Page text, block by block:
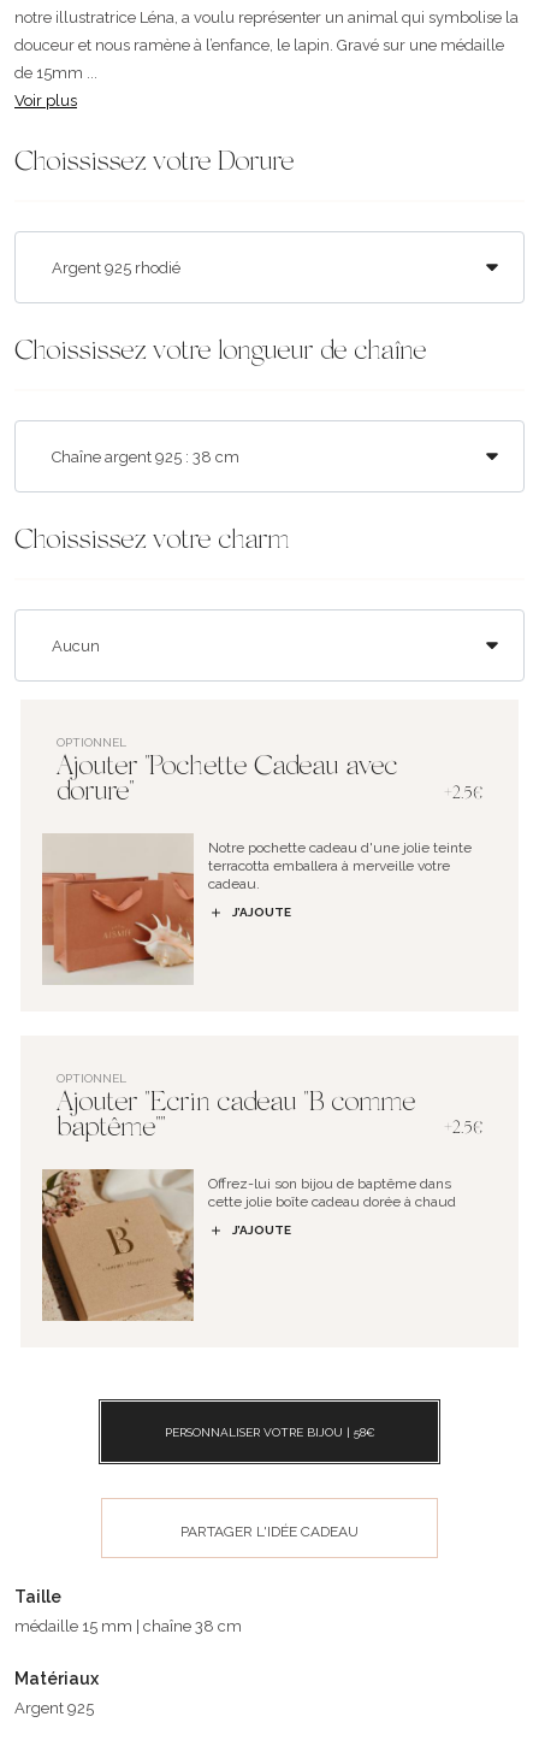
notre illustratrice Léna, a voulu représenter un animal qui symbolise la
douceur et nous ramène à l’enfance, le lapin. Gravé sur une médaille
de 15mm ...
Voir plus
Choississez votre Dorure
Choississez votre longueur de chaîne
Choississez votre charm
OPTIONNEL
Ajouter "Pochette Cadeau avec
dorure"
+2.5€
Notre pochette cadeau d'une jolie teinte
terracotta emballera à merveille votre
cadeau.
J’AJOUTE
OPTIONNEL
Ajouter "Ecrin cadeau "B comme
baptême""
+2.5€
Offrez-lui son bijou de baptême dans
cette jolie boîte cadeau dorée à chaud
J’AJOUTE
PERSONNALISER VOTRE BIJOU | 58€
PARTAGER L'IDÉE CADEAU
Taille
médaille 15 mm | chaîne 38 cm
Matériaux
Argent 925